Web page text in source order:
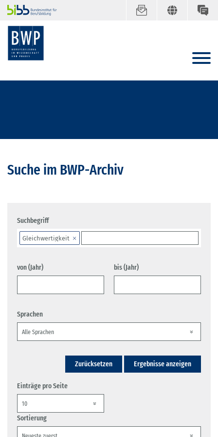
Suche im BWP-Archiv
Suchbegriff
Gleichwertigkeit
von (Jahr) bis (Jahr)
Sprachen
Zurücksetzen Ergebnisse anzeigen
Einträge pro Seite
Sortierung